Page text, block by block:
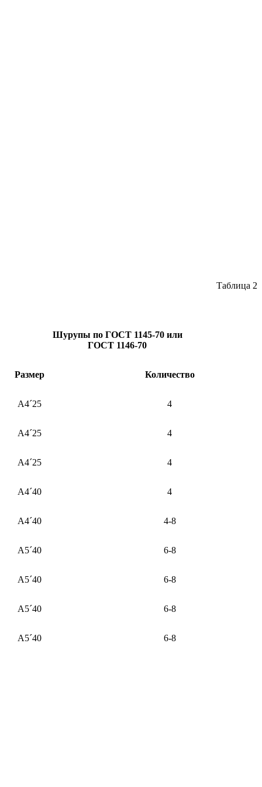
Таблица 2
Шурупы по ГОСТ 1145-70 или
ГОСТ 1146-70
Размер Количество
А4´25 4
А4´25 4
А4´25 4
А4´40 4
А4´40 4-8
А5´40 6-8
А5´40 6-8
А5´40 6-8
А5´40 6-8